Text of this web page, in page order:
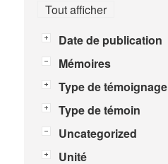
Tout afficher
Date de publication
Mémoires
Type de témoignage
Type de témoin
Uncategorized
Unité